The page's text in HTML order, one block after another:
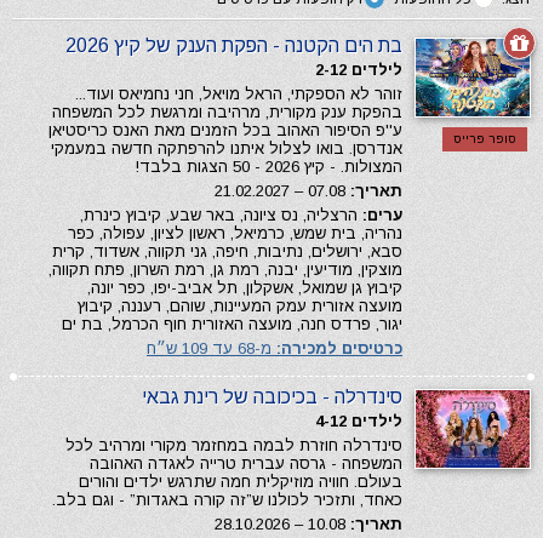
סופר פרייס
בת הים הקטנה - הפקת הענק של קיץ 2026
לילדים 2-12
זוהר לא הספקתי, הראל מויאל, חני נחמיאס ועוד...
בהפקת ענק מקורית, מרהיבה ומרגשת לכל המשפחה
ע''פ הסיפור האהוב בכל הזמנים מאת האנס כריסטיאן
אנדרסן. בואו לצלול איתנו להרפתקה חדשה במעמקי
המצולות. - קיץ 2026 - 50 הצגות בלבד!
תאריך:
ערים: הרצליה, נס ציונה, באר שבע, קיבוץ כינרת,
נהריה, בית שמש, כרמיאל, ראשון לציון, עפולה, כפר
סבא, ירושלים, נתיבות, חיפה, גני תקווה, אשדוד, קרית
מוצקין, מודיעין, יבנה, רמת גן, רמת השרון, פתח תקווה,
קיבוץ גן שמואל, אשקלון, תל אביב-יפו, כפר יונה,
מועצה אזורית עמק המעיינות, שוהם, רעננה, קיבוץ
יגור, פרדס חנה, מועצה האזורית חוף הכרמל, בת ים
כרטיסים למכירה: מ-68 עד 109 ש״ח
סינדרלה - בכיכובה של רינת גבאי
לילדים 4-12
סינדרלה חוזרת לבמה במחזמר מקורי ומרהיב לכל
המשפחה - גרסה עברית טרייה לאגדה האהובה
בעולם. חוויה מוזיקלית חמה שתרגש ילדים והורים
כאחד, ותזכיר לכולנו ש”זה קורה באגדות” - וגם בלב.
תאריך: